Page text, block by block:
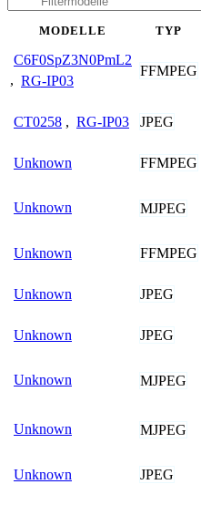
MODELLE TYP
C6F0SpZ3N0PmL2
, RG-IP03
FFMPEG
CT0258 , RG-IP03 JPEG
Unknown FFMPEG
Unknown MJPEG
Unknown FFMPEG
Unknown JPEG
Unknown JPEG
Unknown MJPEG
Unknown MJPEG
Unknown JPEG